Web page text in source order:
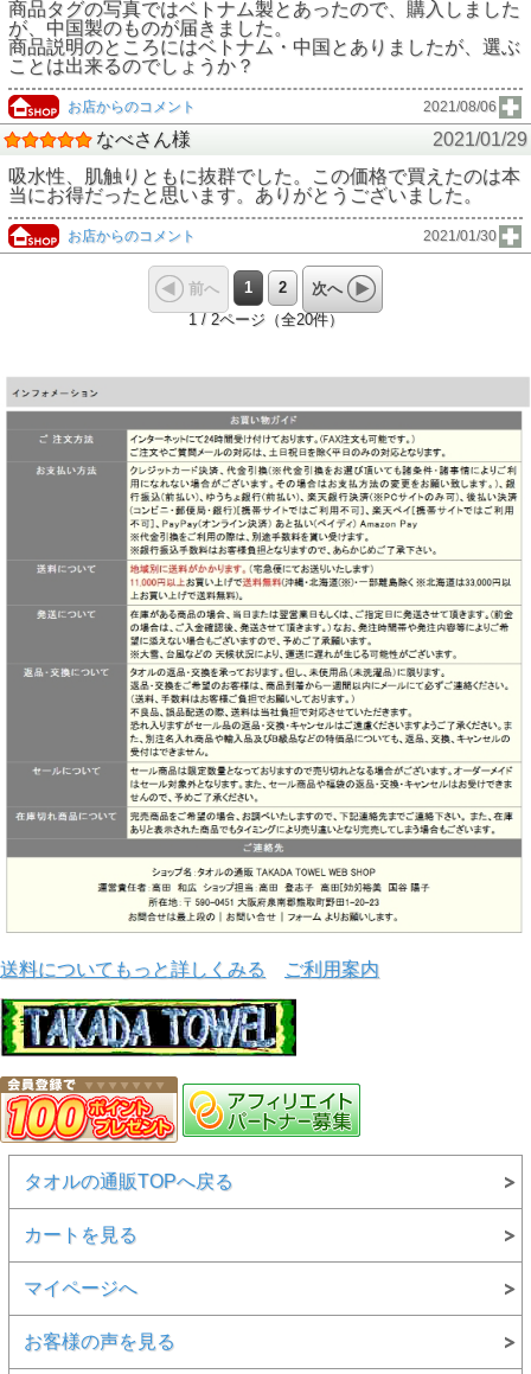
商品タグの写真ではベトナム製とあったので、購入しました
が、中国製のものが届きました。
商品説明のところにはベトナム・中国とありましたが、選ぶ
ことは出来るのでしょうか？
お店からのコメント 2021/08/06
なべさん様
2021/01/29
吸水性、肌触りともに抜群でした。この価格で買えたのは本
当にお得だったと思います。ありがとうございました。
お店からのコメント 2021/01/30
前へ 1 2
次へ
1 / 2ページ（全20件）
送料についてもっと詳しくみる ご利用案内
タオルの通販TOPへ戻る
カートを見る
マイページへ
お客様の声を見る